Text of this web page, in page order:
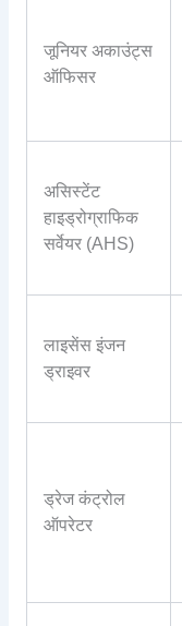
जूनियर अकाउंट्स
ऑफिसर
असिस्टेंट
हाइड्रोग्राफिक
सर्वेयर (AHS)
लाइसेंस इंजन
ड्राइवर
ड्रेज कंट्रोल
ऑपरेटर